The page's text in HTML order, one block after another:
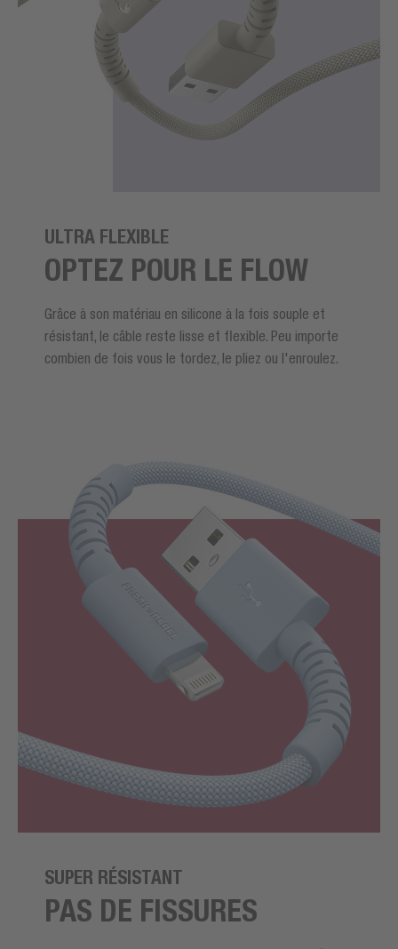
ULTRA FLEXIBLE
OPTEZ POUR LE FLOW
Grâce à son matériau en silicone à la fois souple et
résistant, le câble reste lisse et flexible. Peu importe
combien de fois vous le tordez, le pliez ou l'enroulez.
SUPER RÉSISTANT
PAS DE FISSURES